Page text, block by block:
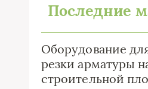
Последние
Оборудование
резки арматуры
строительной